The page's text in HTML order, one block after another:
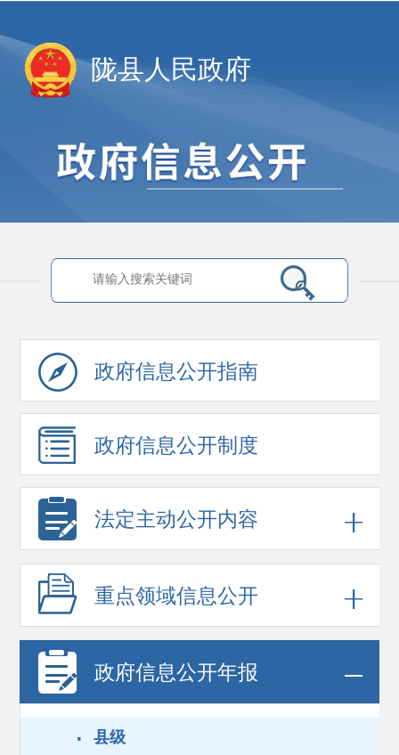
陇县人民政府
政府信息公开指南
政府信息公开制度
法定主动公开内容
重点领域信息公开
政府信息公开年报
· 县级